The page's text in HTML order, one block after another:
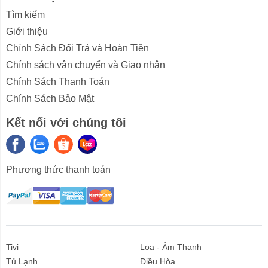
Điều khiển dễ dàng
Sản phẩm được điều khiển bằng nút bấm và hiển thị
thông quan màn hình LED, giúp người dùng dễ dàng
thao tác trong quá trình sử dụng.
Ngoài ra, thiết bị có đa dạng chu trình rửa, hỗ trợ bạn
được nhiều lựa chọn tùy chỉnh phù hợp. Hệ thống sấy
có trong máy cũng được tối ưu hóa, tăng cường để có
thể giúp bát, đĩa nhanh khô.
Hẹn giờ thông minh
Máy có chế độ hẹn giờ với thời gian tối đa là 24h, chủ
động đóng tắt theo thời gian đã được cài sẵn. Giúp
Tìm kiếm
Giới thiệu
Chính Sách Đổi Trả và Hoàn Tiền
Chính sách vận chuyển và Giao nhận
Chính Sách Thanh Toán
Chính Sách Bảo Mật
Kết nối với chúng tôi
Phương thức thanh toán
Tivi
Loa - Âm Thanh
Tủ Lạnh
Điều Hòa